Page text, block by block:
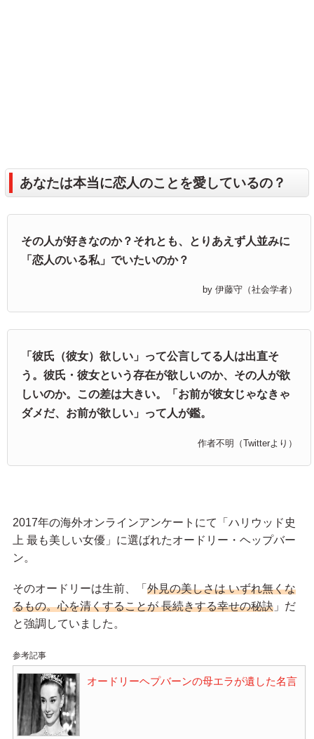
あなたは本当に恋人のことを愛しているの？
その人が好きなのか？それとも、とりあえず人並みに
「恋人のいる私」でいたいのか？
by 伊藤守（社会学者）
「彼氏（彼女）欲しい」って公言してる人は出直そ
う。彼氏・彼女という存在が欲しいのか、その人が欲
しいのか。この差は大きい。「お前が彼女じゃなきゃ
ダメだ、お前が欲しい」って人が鑑。
作者不明（Twitterより）
2017年の海外オンラインアンケートにて「ハリウッド史
上 最も美しい女優」に選ばれたオードリー・ヘップバー
ン。
そのオードリーは生前、「 外見の美しさは いずれ無くな
るもの。心を清くすることが 長続きする幸せの秘訣」だ
と強調していました。
参考記事
オードリーヘプバーンの母エラが遺した名言